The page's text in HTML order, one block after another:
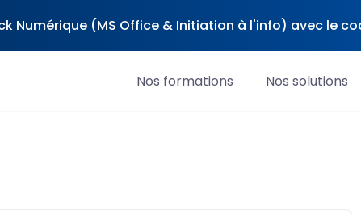
Numérique (MS Office & Initiation à l'info) avec le
Nos formations Nos solutions